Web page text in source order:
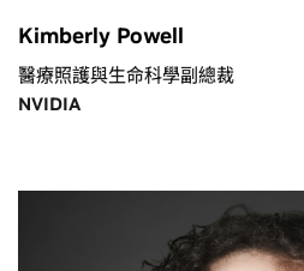
Kimberly Powell
醫療照護與生命科學副總裁
NVIDIA